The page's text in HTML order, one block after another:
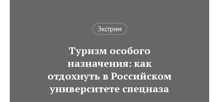
Экстрим
Туризм особого
назначения: как
отдохнуть в Российском
университете спецназа